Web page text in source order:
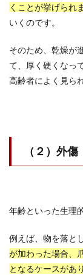
くことが挙げられ
いくのです。
そのため、乾燥が
て、厚く硬くなっ
高齢者によく見ら
（２）外傷
年齢といった生理
例えば、物を落と
が加わった場合、
となるケースがあ